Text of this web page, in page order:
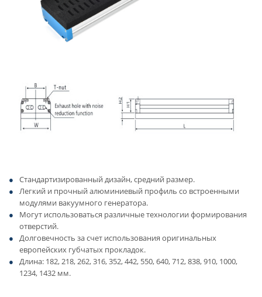
Стандартизированный дизайн, средний размер.
Легкий и прочный алюминиевый профиль со встроенными
модулями вакуумного генератора.
Могут использоваться различные технологии формирования
отверстий.
Долговечность за счет использования оригинальных
европейских губчатых прокладок.
Длина: 182, 218, 262, 316, 352, 442, 550, 640, 712, 838, 910, 1000,
1234, 1432 мм.